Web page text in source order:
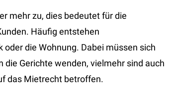
mehr zu, dies bedeutet für die
Häufig entstehen
die Wohnung. Dabei müssen sich
Gerichte wenden, vielmehr sind auch
das Mietrecht betroffen.